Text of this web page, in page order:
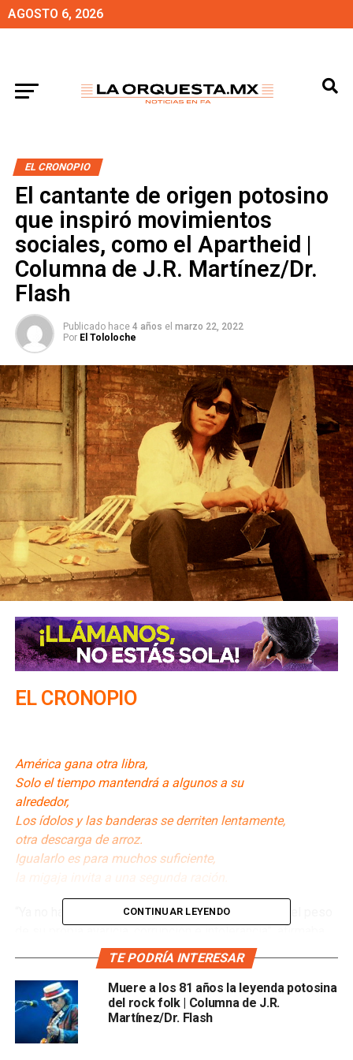
AGOSTO 6, 2026
EL CRONOPIO
El cantante de origen potosino
que inspiró movimientos
sociales, como el Apartheid |
Columna de J.R. Martínez/Dr.
Flash
Publicado hace 4 años el marzo 22, 2022
Por El Tololoche
EL CRONOPIO
América gana otra libra,
Solo el tiempo mantendrá a algunos a su
alrededor,
Los ídolos y las banderas se derriten lentamente,
otra descarga de arroz.
Igualarlo es para muchos suficiente,
la migaja invita a una segunda ración.
“Ya no habrá revolución, el sistema colapsará bajo el peso
Sixto Rodríguez, músico poeta, cuyas canciones de
folk rock sobre temas sociales, que alcanzara una
fama insospechada y desconocida por él mismo;fama
mucho mayor que otros músicos estadounidenses de la
década de los sesenta y setenta, como Elvis Presley.
CONTINUAR LEYENDO
TE PODRÍA INTERESAR
Muere a los 81 años la leyenda potosina
del rock folk | Columna de J.R.
Martínez/Dr. Flash